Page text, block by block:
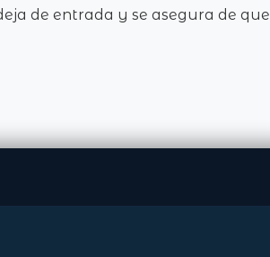
de entrada y se asegura de que